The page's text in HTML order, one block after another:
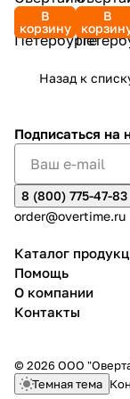
В
корзину
В
Назад к
Подписаться на
8 (800) 775-47-83
order@overtime.ru
Каталог
Помощь
О компании
Контакты
© 2026 ООО
Темная тема